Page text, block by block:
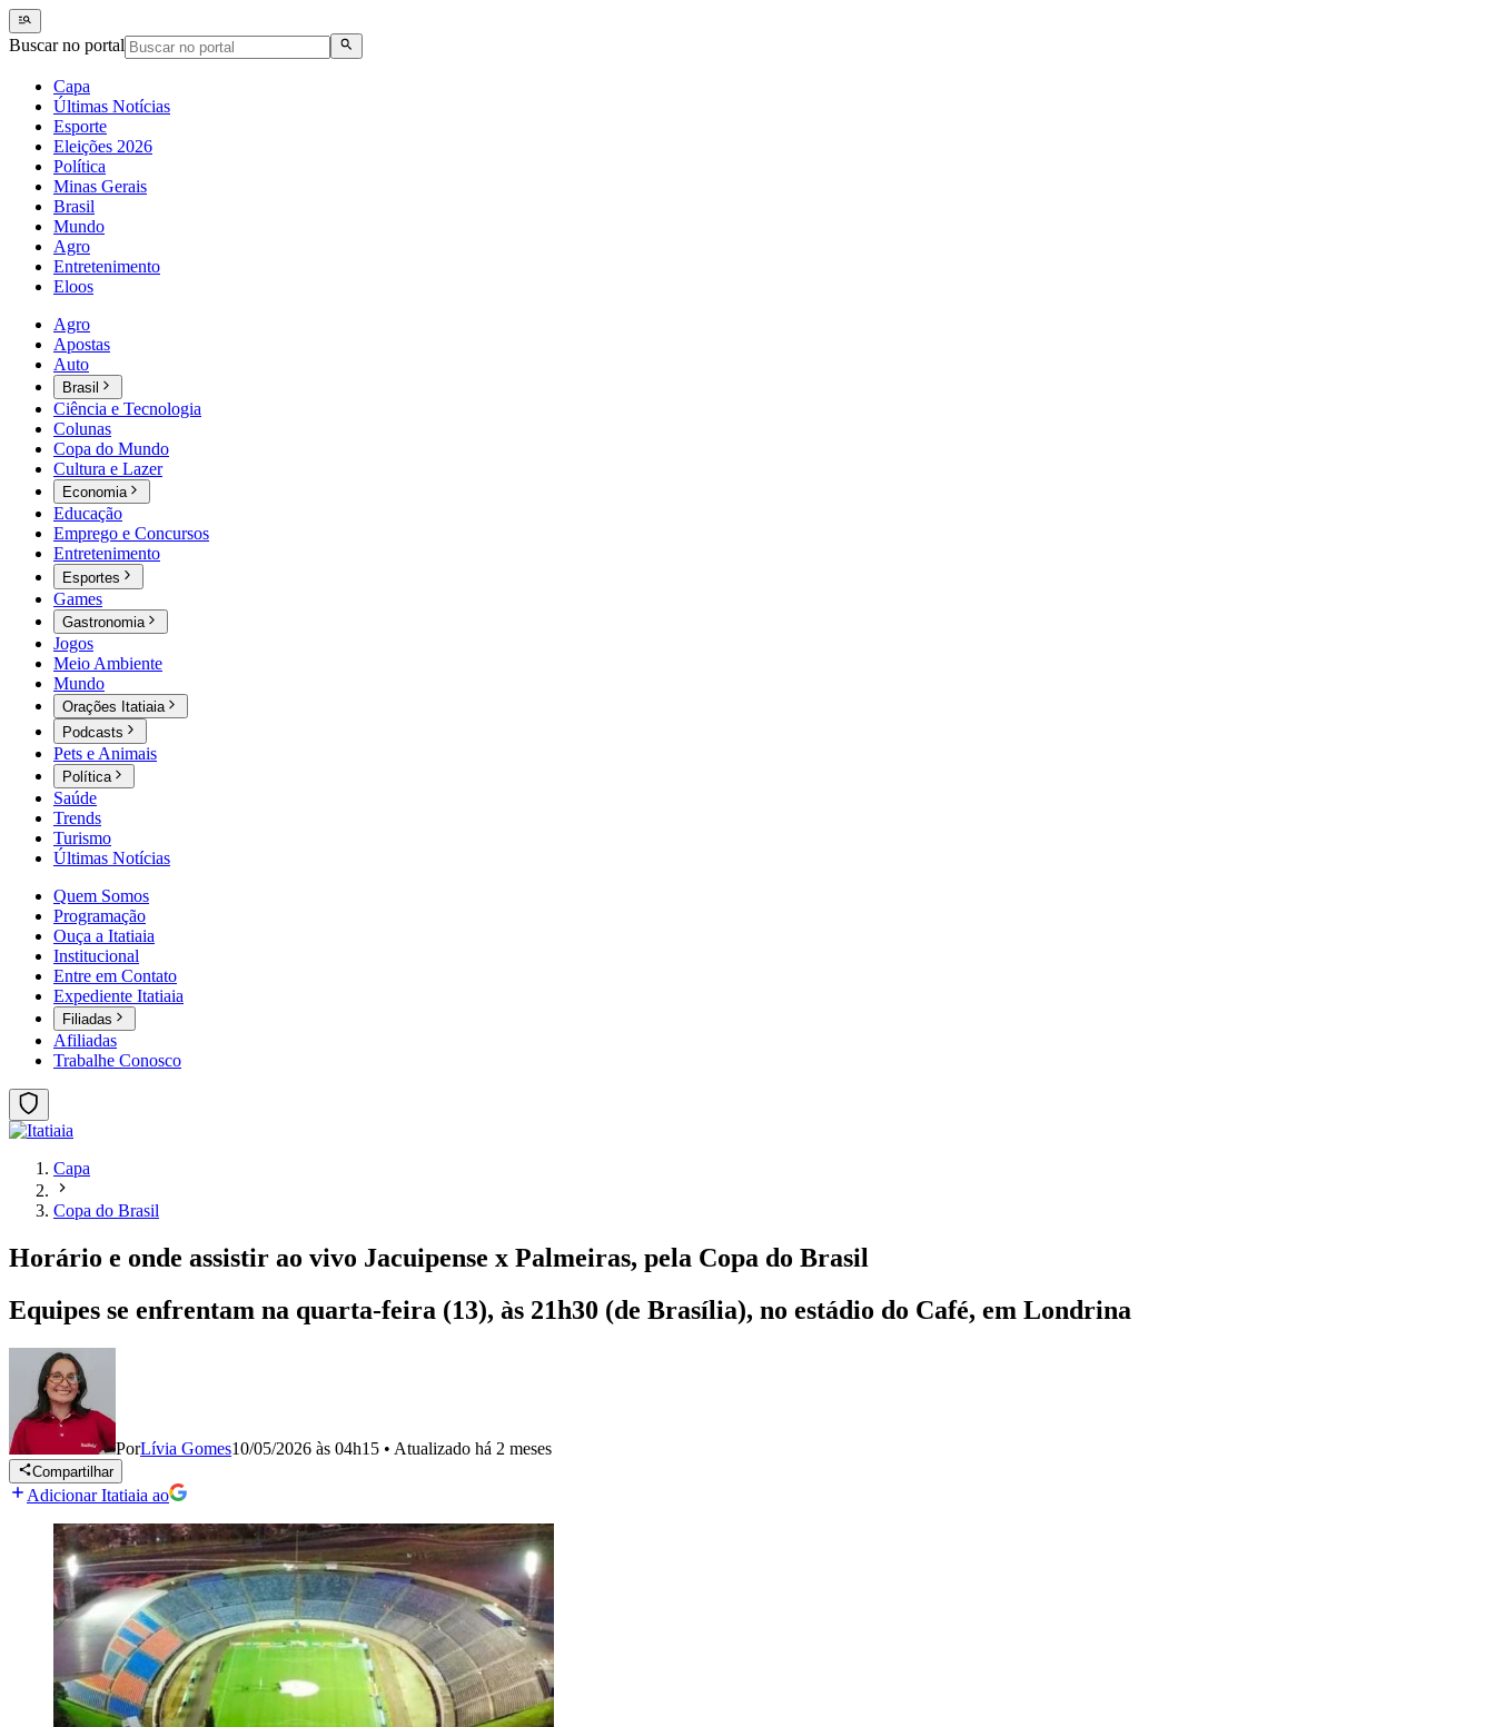
Buscar no portal
Capa
Últimas Notícias
Esporte
Eleições 2026
Política
Minas Gerais
Brasil
Mundo
Agro
Entretenimento
Eloos
Agro
Apostas
Auto
Brasil
Ciência e Tecnologia
Colunas
Copa do Mundo
Cultura e Lazer
Economia
Educação
Emprego e Concursos
Entretenimento
Esportes
Games
Gastronomia
Jogos
Meio Ambiente
Mundo
Orações Itatiaia
Podcasts
Pets e Animais
Política
Saúde
Trends
Turismo
Últimas Notícias
Quem Somos
Programação
Ouça a Itatiaia
Institucional
Entre em Contato
Expediente Itatiaia
Filiadas
Afiliadas
Trabalhe Conosco
Capa
Copa do Brasil
Horário e onde assistir ao vivo Jacuipense x Palmeiras, pela Copa do Brasil
Equipes se enfrentam na quarta-feira (13), às 21h30 (de Brasília), no estádio do Café, em Londrina
PorLívia Gomes10/05/2026 às 04h15 • Atualizado há 2 meses
Compartilhar
Adicionar Itatiaia ao